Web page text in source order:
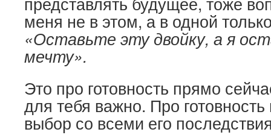
меня не в этом, а в одной
«Оставьте эту двойку, а я
мечту».
Это про готовность прямо
для тебя важно. Про
выбор со всеми его